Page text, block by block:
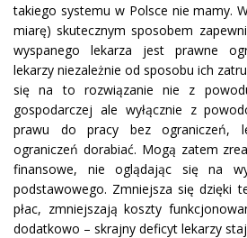
takiego systemu w Polsce nie mamy.
miarę) skutecznym sposobem
wyspanego lekarza jest prawne
lekarzy niezależnie od sposobu ich
się na to rozwiązanie nie z
gospodarczej ale wyłącznie z
prawu do pracy bez ograniczeń,
ograniczeń dorabiać. Mogą zatem
finansowe, nie oglądając się na
podstawowego. Zmniejsza się dzięki
płac, zmniejszają koszty
dodatkowo – skrajny deficyt lekarzy